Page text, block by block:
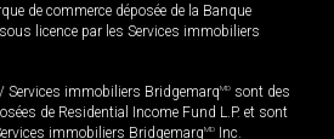
de commerce déposée de la Banque
licence par les Services immobiliers
Services immobiliers BridgemarqMD sont des
de Residential Income Fund L.P. et sont
immobiliers BridgemarqMD Inc.